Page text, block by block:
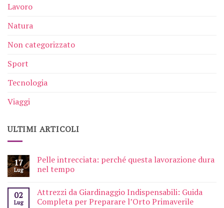
Lavoro
Natura
Non categorizzato
Sport
Tecnologia
Viaggi
ULTIMI ARTICOLI
17
Lug
Pelle intrecciata: perché questa lavorazione dura
nel tempo
02
Lug
Attrezzi da Giardinaggio Indispensabili: Guida
Completa per Preparare l’Orto Primaverile